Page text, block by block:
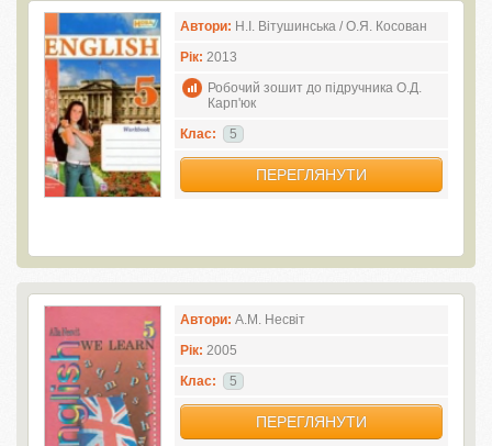
Автори: Н.І. Вітушинська / О.Я. Косован
Рік: 2013
Робочий зошит до підручника О.Д.
Карп'юк
Клас:
5
ПЕРЕГЛЯНУТИ
Автори: А.М. Несвіт
Рік: 2005
Клас:
5
ПЕРЕГЛЯНУТИ